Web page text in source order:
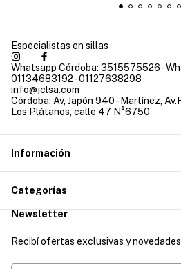
Especialistas en sillas
Whatsapp Córdoba: 3515575526 -
01134683192 - 01127638298
info@jclsa.com
Córdoba: Av, Japón 940 - Martínez,
Los Plátanos, calle 47 N°6750
Información
Categorías
Newsletter
Recibí ofertas exclusivas y